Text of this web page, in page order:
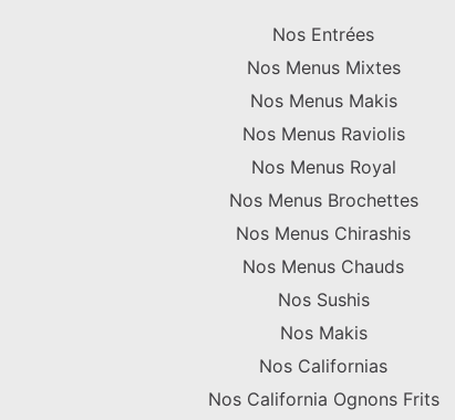
Nos Entrées
Nos Menus Mixtes
Nos Menus Makis
Nos Menus Raviolis
Nos Menus Royal
Nos Menus Brochettes
Nos Menus Chirashis
Nos Menus Chauds
Nos Sushis
Nos Makis
Nos Californias
Nos California Ognons Frits